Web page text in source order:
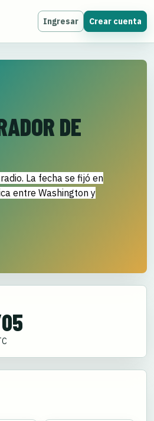
Ingresar Crear cuenta
DE
La fecha se fijó en
entre Washington y